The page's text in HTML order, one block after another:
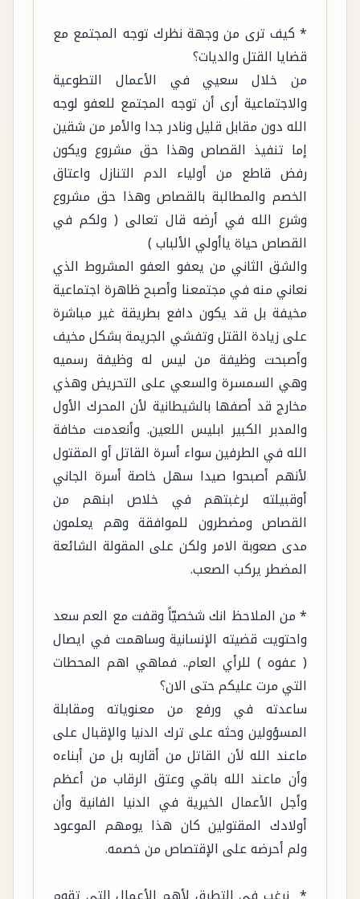
* كيف ترى من وجهة نظرك توجه المجتمع مع
قضايا القتل والديات؟
من خلال سعيي في الأعمال التطوعية
والاجتماعية أرى أن توجه المجتمع للعفو لوجه
الله دون مقابل قليل ونادر جدا والأمر من شقين
إما تنفيذ القصاص وهذا حق مشروع ويكون
رفض قاطع من أولياء الدم التنازل واعتاق
الخصم والمطالبة بالقصاص وهذا حق مشروع
وشرع الله في أرضه قال تعالى ( ولكم في
القصاص حياة ياأولي الألباب )
والشق الثاني من يعفو العفو المشروط الذي
نعاني منه في مجتمعنا وأصبح ظاهرة اجتماعية
مخيفة بل قد يكون دافع بطريقة غير مباشرة
على زيادة القتل وتفشي الجريمة بشكل مخيف
وأصبحت وظيفة من ليس له وظيفة رسميه
وهي السمسرة والسعي على التحريض وهذي
مخارج قد أصفها بالشيطانية لأن المحرك الأول
والمدبر الكبير ابليس اللعين. وأنعدمت مخافة
الله في الطرفين سواء أسرة القاتل أو المقتول
لأنهم أصبحوا صيدا سهل خاصة أسرة الجاني
أوقبيلته لرغبتهم في خلاص ابنهم من
القصاص ومضطرون للموافقة وهم يعلمون
مدى صعوبة الامر ولكن على المقولة الشائعة
المضطر يركب الصعب.
* من الملاحظ انك شخصيّاً وقفت مع العم سعد
واحتويت قضيته الإنسانية وساهمت في ايصال
( عفوه ) للرأي العام.. فماهي اهم المحطات
التي مرت عليكم حتى الان؟
ساعدته في ورفع من معنوياته ومقابلة
المسؤولين وحثه على ترك الدنيا والإقبال على
ماعند الله لأن القاتل من أقاربه بل من أبناءه
وأن ماعند الله باقي وعتق الرقاب من أعظم
وأجل الأعمال الخيرية في الدنيا الفانية وأن
أولادك المقتولين كان هذا يومهم الموعود
ولم أحرضه على الإقتصاص من خصمه.